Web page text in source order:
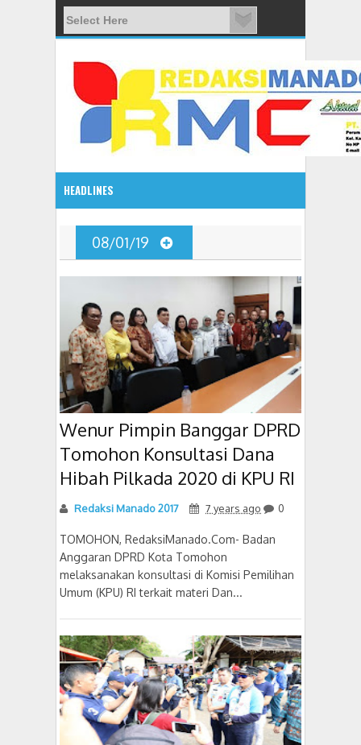
HEADLINES
12:37 PM
Kapolres Tomohon, Inspektur Upacara Hari Bhayangkara
08/01/19
Wenur Pimpin Banggar DPRD
Tomohon Konsultasi Dana
Hibah Pilkada 2020 di KPU RI
Redaksi Manado 2017 7 years ago 0
TOMOHON, RedaksiManado.Com- Badan
Anggaran DPRD Kota Tomohon
melaksanakan konsultasi di Komisi Pemilihan
Umum (KPU) RI terkait materi Dan...